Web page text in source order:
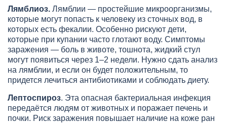
Лямблиоз. Лямблии — простейшие микроорганизмы,
которые могут попасть к человеку из сточных вод, в
которых есть фекалии. Особенно рискуют дети,
которые при купании часто глотают воду. Симптомы
заражения — боль в животе, тошнота, жидкий стул
могут появиться через 1–2 недели. Нужно сдать анализ
на лямблии, и если он будет положительным, то
придется лечиться антибиотиками и соблюдать диету.
Лептоспироз. Эта опасная бактериальная инфекция
передаётся людям от животных и поражает печень и
почки. Риск заражения повышает наличие на коже ран